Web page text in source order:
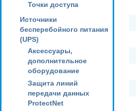
Точки доступа
Источники
бесперебойного питания
(UPS)
Аксессуары,
дополнительное
оборудование
Защита линий
передачи данных
ProtectNet